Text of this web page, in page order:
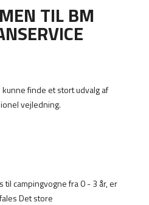
TIL BM
finde et stort udvalg af
vejledning.
campingvogne fra 0 - 3 år, er
Det store